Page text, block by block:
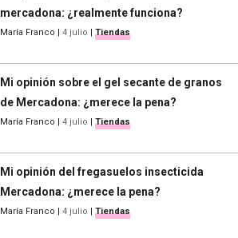
mercadona: ¿realmente funciona?
María Franco | 4 julio | Tiendas
Mi opinión sobre el gel secante de granos
de Mercadona: ¿merece la pena?
María Franco | 4 julio | Tiendas
Mi opinión del fregasuelos insecticida
Mercadona: ¿merece la pena?
María Franco | 4 julio | Tiendas